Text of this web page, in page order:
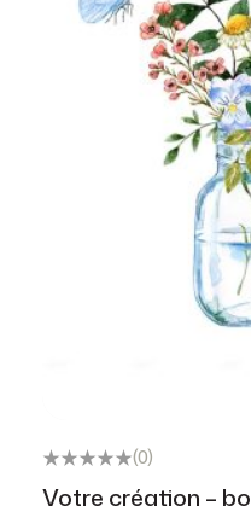
(0)
Votre création –